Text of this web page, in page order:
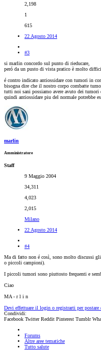
2,198
1
615
22 Agosto 2014
#3
si marlin concordo sul punto di rieducare,
peró da un pusto di vista pratico è molto
é contro indicato antiossidare con tumori in
bisogna dire che il nostro corpo combatte
tutti noi sani possiamo avere avuto dei tumori
quindi antiossidare piu del normale potrebbe
marlin
Amministratore
Staff
9 Maggio 2004
34,311
4,023
2,015
Milano
22 Agosto 2014
#4
Ma di fatto non é così, sono molto discussi
o piccoli campioni).
I piccoli tumori sono piuttosto frequenti e
Ciao
MA - r l i n
Devi effettuare il login o registrarti per postare
Condividi:
Facebook Twitter Reddit Pinterest Tumblr
Forums
Altre aree tematiche
Tutto salute